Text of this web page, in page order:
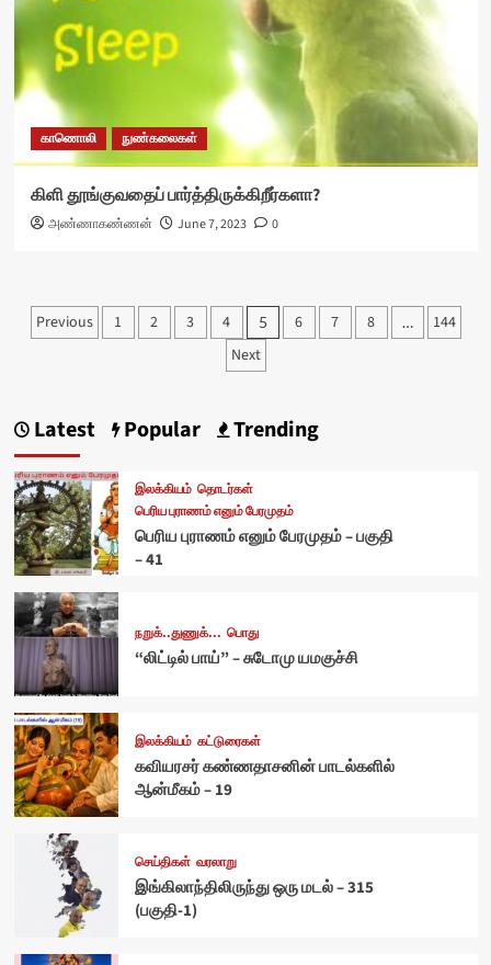
காணொலி நுண்கலைகள்
கிளி தூங்குவதைப் பார்த்திருக்கிறீர்களா?
அண்ணாகண்ணன் June 7, 2023 0
Posts
Previous 1 2 3 4 5 6 7 8 …
144
Next
Latest Popular Trending
இலக்கியம் தொடர்கள்
பெரிய புராணம் எனும் பேரமுதம்
பெரிய புராணம் எனும் பேரமுதம் – பகுதி
– 41
நறுக்..துணுக்... பொது
“லிட்டில் பாய்” – சுடோமு யமகுச்சி
இலக்கியம் கட்டுரைகள்
கவியரசர் கண்ணதாசனின் பாடல்களில்
ஆன்மீகம் – 19
செய்திகள் வரலாறு
இங்கிலாந்திலிருந்து ஒரு மடல் – 315
(பகுதி-1)